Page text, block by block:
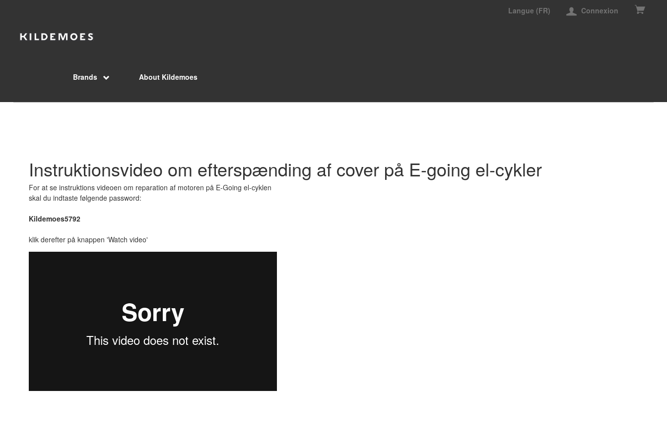
Langue (FR) Connexion
Brands About Kildemoes
Instruktionsvideo om efterspænding af cover på E-going el-cykler
For at se instruktions videoen om reparation af motoren på E-Going el-cyklen
skal du indtaste følgende password:
Kildemoes5792
klik derefter på knappen 'Watch video'